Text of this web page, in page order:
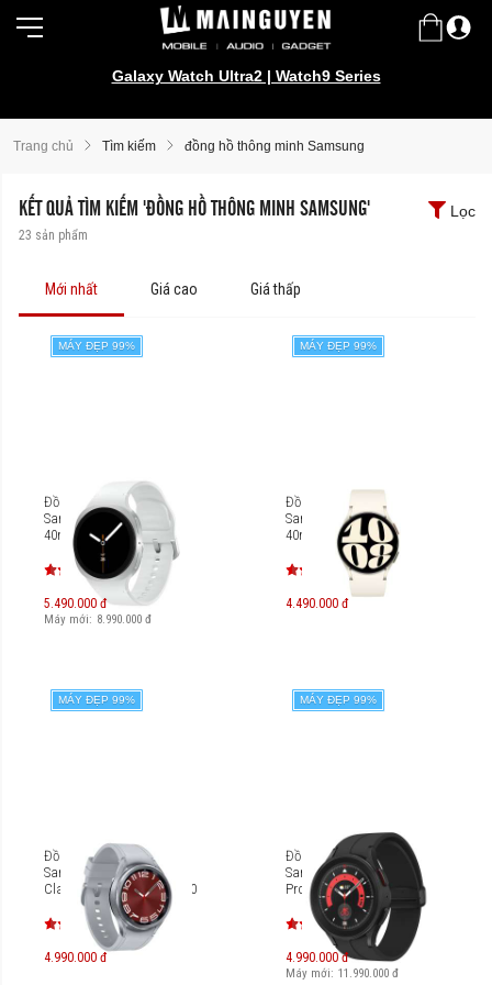
Galaxy Watch Ultra2 | Watch9 Series
Trang chủ Tìm kiếm đồng hồ thông minh Samsung
KẾT QUẢ TÌM KIẾM 'ĐỒNG HỒ THÔNG MINH SAMSUNG'
23 sản phẩm
Lọc
Mới nhất Giá cao Giá thấp
MÁY ĐẸP 99%
Đồng hồ thông minh
Samsung Galaxy Watch8
40mm Bluetooth SM-L320
5.490.000 đ
Máy mới: 8.990.000 đ
MÁY ĐẸP 99%
Đồng hồ thông minh
Samsung Galaxy Watch6
40mm BT SM-R930
4.490.000 đ
MÁY ĐẸP 99%
Đồng hồ thông minh
Samsung Galaxy Watch6
Classic 43mm BT SM-R950
4.990.000 đ
MÁY ĐẸP 99%
Đồng hồ thông minh
Samsung Galaxy Watch5
Pro BT 45mm [SM-R920]
4.990.000 đ
Máy mới: 11.990.000 đ